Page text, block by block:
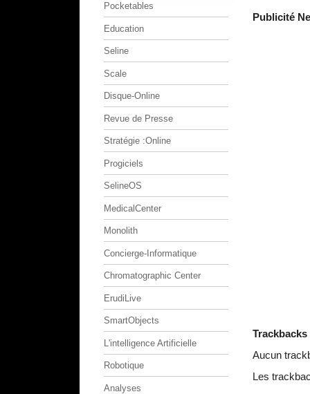
Publicité
Trackbacks
Aucun
Les
Pocketables
Education
Seline
Scale
Disque-Online
Revue de Presse
Stratégie :Online
Progiciels
SelineOS
MedicalCenter
Monolith
Concierge-Informatique
Chromatographic Center
ErudiLive
SmartObjects
L'intelligence Artificielle
Robotique
Analyses